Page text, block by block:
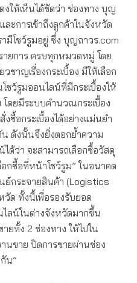
ให้เห็นได้ชัดว่า ช่องทาง บุญ
ะการเข้าถึงลูกค้าในจังหวัด
มีโชว์รูมอยู่ ซึ่ง บุญถาวร.com
ายการ ครบทุกหมวดหมู่ โดย
ชาญเรื่องกระเบื้อง มีให้เลือก
ชว์รูมออนไลน์ที่มีกระเบื้องให้
โดยมีระบบคำนวณกระเบื้อง
งซื้อกระเบื้องได้อย่างแม่นยำ
ดังนั้นจึงยิ่งตอกย้ำความ
ด้ว่า จะสามารถเลือกซื้อวัสดุ
กซื้อที่หน้าโชว์รูม” ในอนาคต
ย์กระจายสินค้า (Logistics
วัด ทั้งนี้เพื่อรองรับยอด
ลน์ในต่างจังหวัดมากขึ้น
ายทั้ง 2 ช่องทาง ให้ไปใน
นขาย ปิดการขายผ่านช่อง
น”